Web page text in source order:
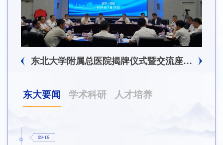
东北大学附属总医院揭牌仪式暨交流座谈会举行
东大要闻 学术科研 人才培养
09-16